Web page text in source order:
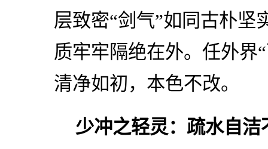
层致密“剑气”如同古朴坚
质牢牢隔绝在外。任外界
清净如初，本色不改。
少冲之轻灵：疏水自洁